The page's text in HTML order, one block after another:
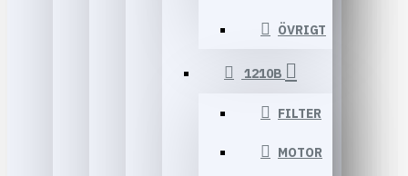
ÖVRIGT
1210B
FILTER
MOTOR